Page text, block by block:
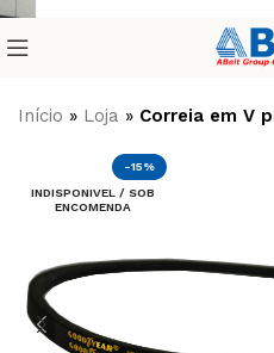
Início » Loja » Correia em V
-15%
INDISPONIVEL / SOB
ENCOMENDA